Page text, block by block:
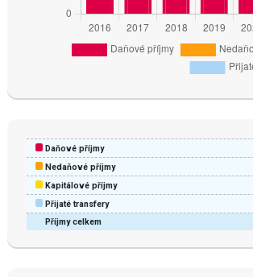
Příjmy celkem
Daňové příjmy
Nedaňové příjmy
Kapitálové příjmy
Přijaté transfery